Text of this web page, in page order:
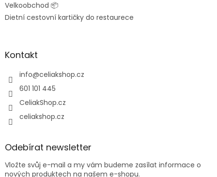
Velkoobchod 📦
Dietní cestovní kartičky do restaurece
Kontakt
info@celiakshop.cz
601 101 445
CeliakShop.cz
celiakshop.cz
Odebírat newsletter
Vložte svůj e-mail a my vám budeme zasílat informace o
nových produktech na našem e-shopu.